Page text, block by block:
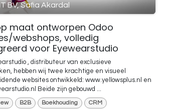
BV, Safia Akardal
maat ontworpen Odoo
webshops, volledig
voor Eyewearstudio
, distributeur van exclusieve
hebben wij twee krachtige en visueel
websites ontwikkeld: www.yellowsplus.nl en
Beide zijn gebouwd ...
B2B Boekhouding CRM